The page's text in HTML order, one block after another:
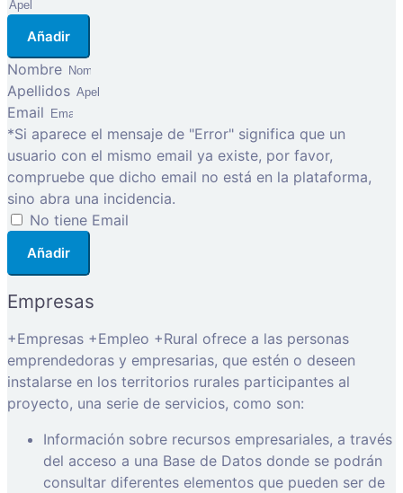
Añadir
Nombre
Apellidos
Email
*Si aparece el mensaje de "Error" significa que un
usuario con el mismo email ya existe, por favor,
compruebe que dicho email no está en la plataforma,
sino abra una incidencia.
No tiene Email
Añadir
Empresas
+Empresas +Empleo +Rural ofrece a las personas
emprendedoras y empresarias, que estén o deseen
instalarse en los territorios rurales participantes al
proyecto, una serie de servicios, como son:
Información sobre recursos empresariales, a través
del acceso a una Base de Datos donde se podrán
consultar diferentes elementos que pueden ser de